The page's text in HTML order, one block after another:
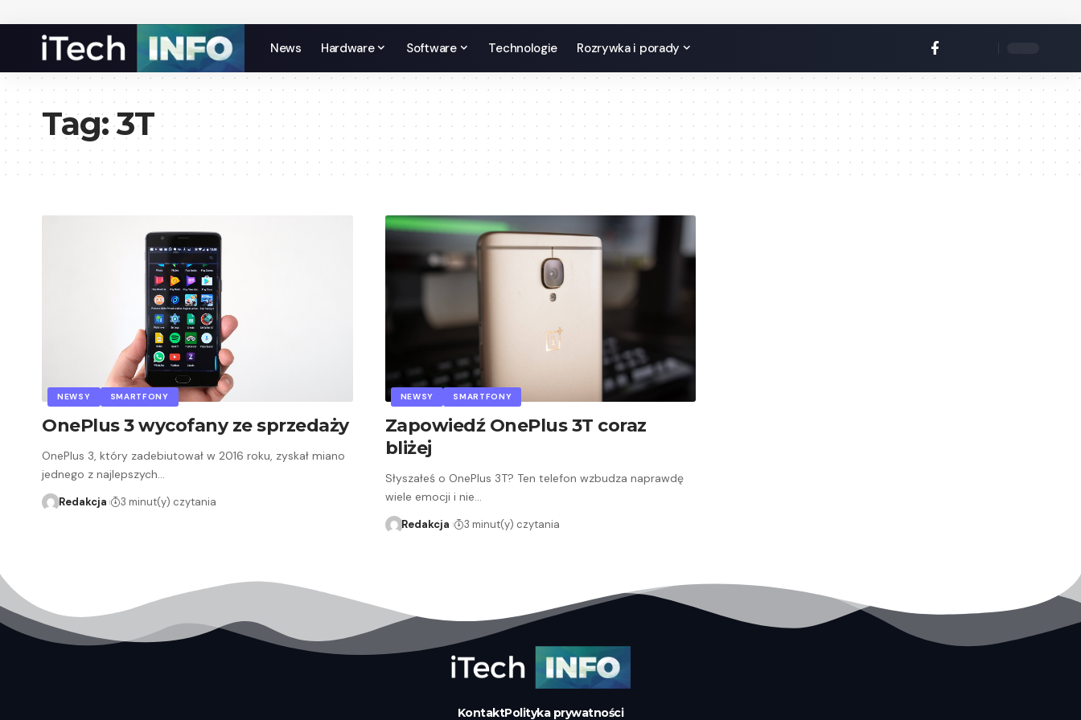
News Hardware Software Technologie Rozrywka i porady
Tag:3T
NEWSY SMARTFONY
OnePlus 3 wycofany ze sprzedaży
OnePlus 3, który zadebiutował w 2016 roku, zyskał miano
jednego z najlepszych…
Redakcja 3 minut(y) czytania
NEWSY SMARTFONY
Zapowiedź OnePlus 3T coraz
bliżej
Słyszałeś o OnePlus 3T? Ten telefon wzbudza naprawdę
wiele emocji i nie…
Redakcja 3 minut(y) czytania
KontaktPolityka prywatności